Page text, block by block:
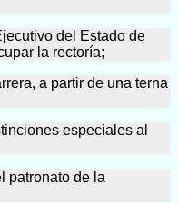
del Estado de
la rectoría;
a partir de una terna
especiales al
patronato de la